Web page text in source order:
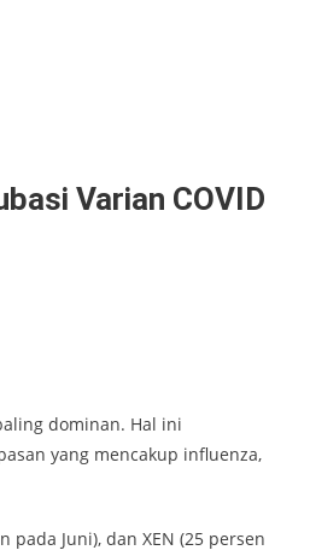
Varian COVID
dominan. Hal ini
yang mencakup influenza,
pada Juni), dan XEN (25 persen